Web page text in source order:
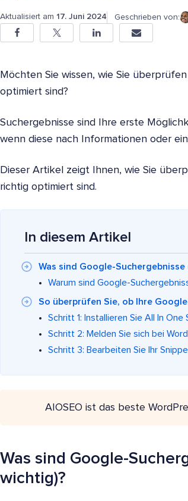
Aktualisiert am 17. Juni 2024 Geschrieben von:
Möchten Sie wissen, wie Sie
optimiert sind?
Suchergebnisse sind Ihre erste
wenn diese nach Informationen oder
Dieser Artikel zeigt Ihnen, wie Sie
richtig optimiert sind.
In diesem Artikel
Was sind Google-
Warum sind Google-
So überprüfen Sie, ob Ihre
Schritt 1: Installieren Sie All In One
Schritt 2: Melden Sie sich bei
Schritt 3: Bearbeiten Sie Ihr
AIOSEO ist das beste
Was sind Google-
wichtig)?